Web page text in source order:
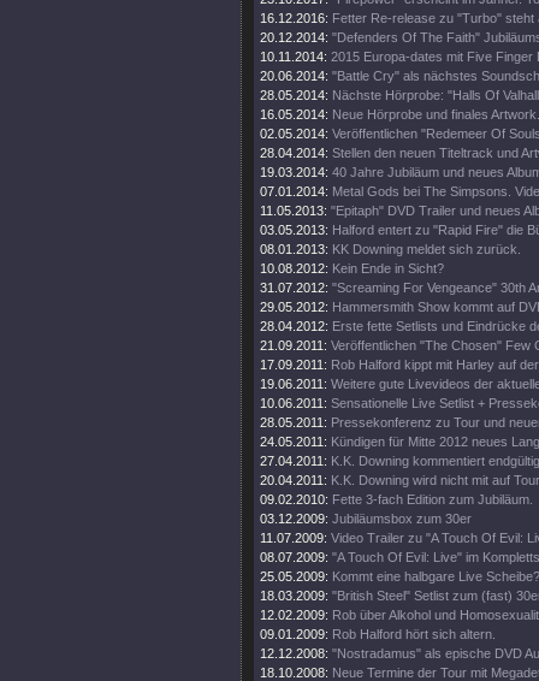
16.12.2016: Fetter Re-release zu "Turbo" steht
20.12.2014: "Defenders Of The Faith"
10.11.2014: 2015 Europa-dates mit Five Finger
20.06.2014: "Battle Cry" als nächstes
28.05.2014: Nächste Hörprobe: "Halls Of
16.05.2014: Neue Hörprobe und finales Artwork.
02.05.2014: Veröffentlichen "Redemeer Of
28.04.2014: Stellen den neuen Titeltrack und
19.03.2014: 40 Jahre Jubiläum und neues
07.01.2014: Metal Gods bei The Simpsons.
11.05.2013: "Epitaph" DVD Trailer und neues
03.05.2013: Halford entert zu "Rapid Fire" die
08.01.2013: KK Downing meldet sich zurück.
10.08.2012: Kein Ende in Sicht?
31.07.2012: "Screaming For Vengeance" 30th
29.05.2012: Hammersmith Show kommt auf
28.04.2012: Erste fette Setlists und Eindrücke
21.09.2011: Veröffentlichen "The Chosen" Few
17.09.2011: Rob Halford kippt mit Harley auf
19.06.2011: Weitere gute Livevideos der
10.06.2011: Sensationelle Live Setlist +
28.05.2011: Pressekonferenz zu Tour und
24.05.2011: Kündigen für Mitte 2012 neues
27.04.2011: K.K. Downing kommentiert
20.04.2011: K.K. Downing wird nicht mit auf
09.02.2010: Fette 3-fach Edition zum Jubiläum.
03.12.2009: Jubiläumsbox zum 30er
11.07.2009: Video Trailer zu "A Touch Of Evil:
08.07.2009: "A Touch Of Evil: Live" im
25.05.2009: Kommt eine halbgare Live Scheibe?
18.03.2009: "British Steel" Setlist zum (fast)
12.02.2009: Rob über Alkohol und
09.01.2009: Rob Halford hört sich altern.
12.12.2008: "Nostradamus" als epische DVD
18.10.2008: Neue Termine der Tour mit